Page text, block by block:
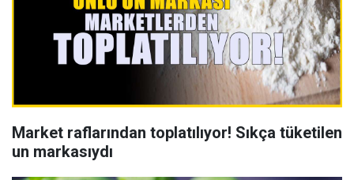
Market raflarından toplatılıyor! Sıkça tüketilen
un markasıydı